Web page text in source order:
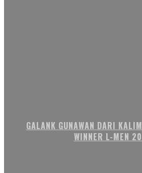
GALANK GUNAWAN DARI
WINNER L-MEN